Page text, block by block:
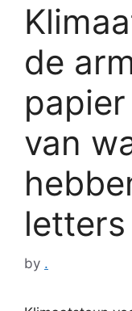
de
van
letters
by .